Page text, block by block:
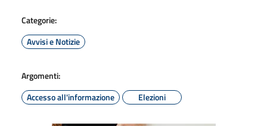
Categorie:
Avvisi e Notizie
Argomenti:
Accesso all'informazione
Elezioni